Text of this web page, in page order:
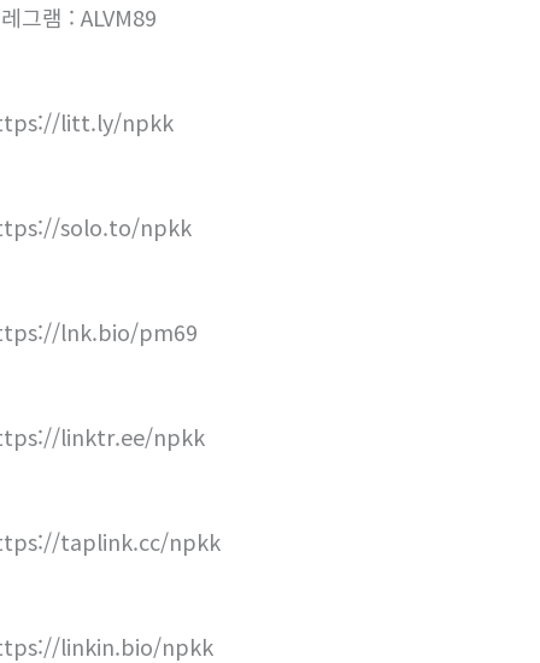
그램 : ALVM89
litt.ly/npkk
solo.to/npkk
lnk.bio/pm69
linktr.ee/npkk
taplink.cc/npkk
linkin.bio/npkk